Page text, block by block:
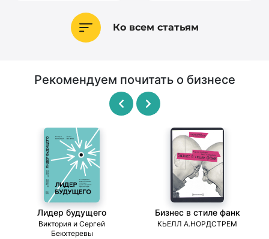
Ко всем статьям
Рекомендуем почитать о бизнесе
Лидер будущего
Виктория и Сергей
Бекхтеревы
Бизнес в стиле фанк
КЬЕЛЛ А.НОРДСТРЕМ